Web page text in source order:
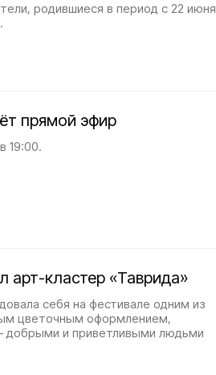
родившиеся в период с 22 июня
прямой эфир
19:00.
арт-кластер «Таврида»
себя на фестивале одним из
цветочным оформлением,
добрыми и приветливыми людьми